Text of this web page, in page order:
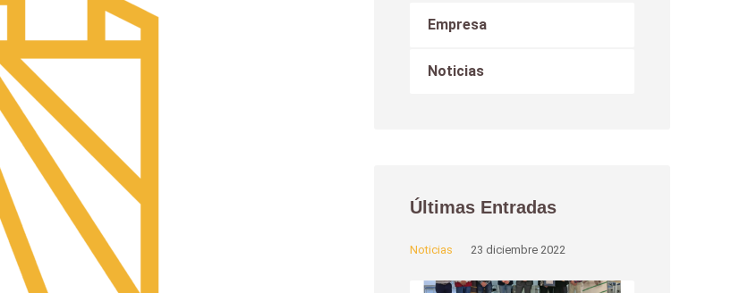
Empresa
Noticias
Últimas Entradas
Noticias 23 diciembre 2022